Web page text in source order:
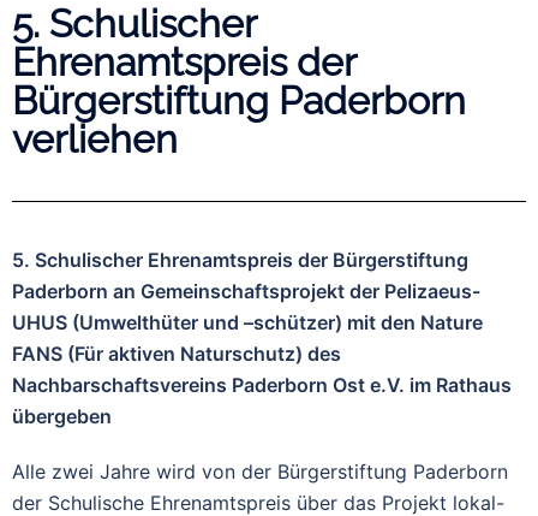
5. Schulischer
Ehrenamtspreis der
Bürgerstiftung Paderborn
verliehen
5. Schulischer Ehrenamtspreis der Bürgerstiftung
Paderborn an Gemeinschaftsprojekt der Pelizaeus-
UHUS (Umwelthüter und –schützer) mit den Nature
FANS (Für aktiven Naturschutz) des
Nachbarschaftsvereins Paderborn Ost e.V. im Rathaus
übergeben
Alle zwei Jahre wird von der Bürgerstiftung Paderborn
der Schulische Ehrenamtspreis über das Projekt lokal-